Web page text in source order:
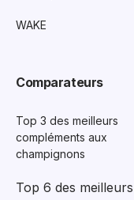
WAKE
Comparateurs
Top 3 des meilleurs
compléments aux
champignons
Top 6 des meilleurs